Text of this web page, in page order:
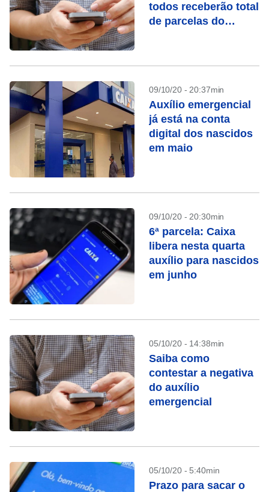
todos receberão total
de parcelas do
09/10/20 - 20:37min
Auxílio emergencial
já está na conta
digital dos nascidos
em maio
09/10/20 - 20:30min
6ª parcela: Caixa
libera nesta quarta
auxílio para nascidos
em junho
05/10/20 - 14:38min
Saiba como
contestar a negativa
do auxílio
emergencial
05/10/20 - 5:40min
Prazo para sacar o